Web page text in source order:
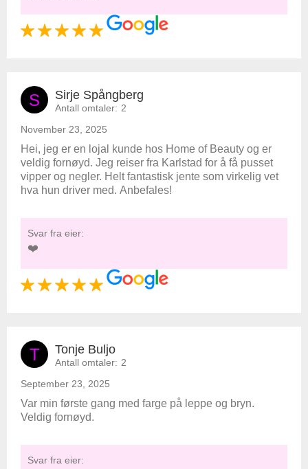
S Sirje Spångberg
Antall omtaler: 2
November 23, 2025
Hei, jeg er en lojal kunde hos Home of Beauty og er
veldig fornøyd. Jeg reiser fra Karlstad for å få pusset
vipper og negler. Helt fantastisk jente som virkelig vet
hva hun driver med. Anbefales!
Svar fra eier:
❤️
T Tonje Buljo
Antall omtaler: 2
September 23, 2025
Var min første gang med farge på leppe og bryn.
Veldig fornøyd.
Svar fra eier: